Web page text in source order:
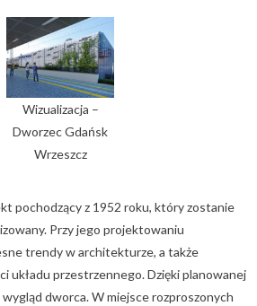
Wizualizacja –
Dworzec Gdańsk
Wrzeszcz
pochodzący z 1952 roku, który zostanie
Przy jego projektowaniu
trendy w architekturze, a także
układu przestrzennego. Dzięki planowanej
dworca. W miejsce rozproszonych